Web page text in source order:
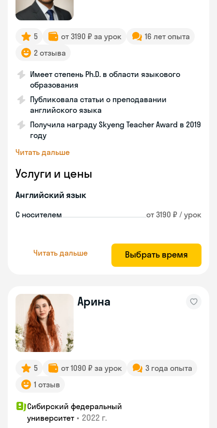
5 от 3190 ₽ за урок
16 лет опыта
2 отзыва
Имеет степень Ph.D. в области языкового
образования
Публиковала статьи о преподавании
английского языка
Получила награду Skyeng Teacher Award в 2019
году
Читать дальше
Услуги и цены
Английский язык
С носителем от 3190 ₽ / урок
Читать дальше Выбрать время
Арина
5 от 1090 ₽ за урок
3 года опыта
1 отзыв
Сибирский федеральный
университет • 2022 г.